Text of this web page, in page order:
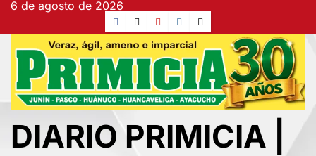
contenido
6 de agosto de 2026
Facebook
TikTokYouTube
Instagram
X
DIARIO PRIMICIA |